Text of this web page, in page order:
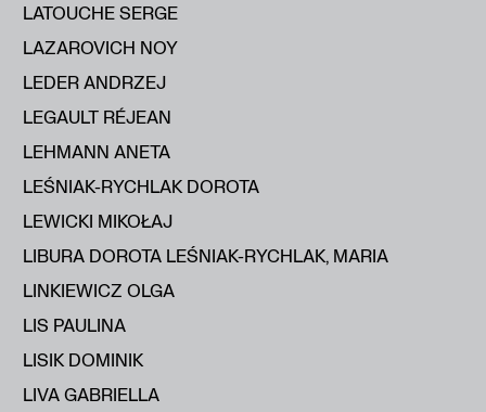
LATOUCHE SERGE
LAZAROVICH NOY
LEDER ANDRZEJ
LEGAULT RÉJEAN
LEHMANN ANETA
LEŚNIAK-RYCHLAK DOROTA
LEWICKI MIKOŁAJ
LIBURA DOROTA LEŚNIAK-RYCHLAK, MARIA
LINKIEWICZ OLGA
LIS PAULINA
LISIK DOMINIK
LIVA GABRIELLA